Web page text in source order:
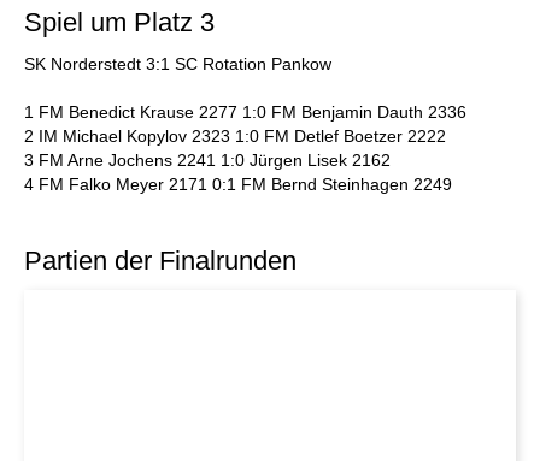
Spiel um Platz 3
SK Norderstedt 3:1 SC Rotation Pankow
1 FM Benedict Krause 2277 1:0 FM Benjamin Dauth 2336
2 IM Michael Kopylov 2323 1:0 FM Detlef Boetzer 2222
3 FM Arne Jochens 2241 1:0 Jürgen Lisek 2162
4 FM Falko Meyer 2171 0:1 FM Bernd Steinhagen 2249
Partien der Finalrunden